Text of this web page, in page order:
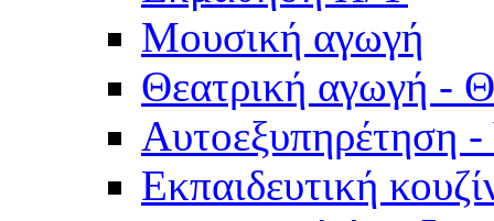
Μουσική αγωγή
Θεατρική αγωγή -
Αυτοεξυπηρέτηση
Εκπαιδευτική